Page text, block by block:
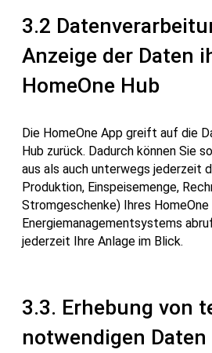
3.2
Anzeige der Daten
HomeOne Hub
Die HomeOne App greift auf die
Hub zurück. Dadurch können Sie
aus als auch unterwegs jederzeit
Produktion, Einspeisemenge,
Stromgeschenke) Ihres HomeOne
Energiemanagementsystems
jederzeit Ihre Anlage im Blick.
3.3. Erhebung von
notwendigen Daten